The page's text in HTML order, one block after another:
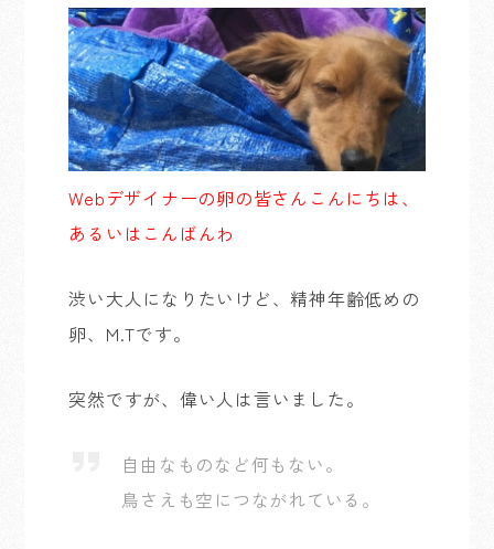
Webデザイナーの卵の皆さんこんにちは、
あるいはこんばんわ
渋い大人になりたいけど、精神年齢低めの
卵、M.Tです。
突然ですが、偉い人は言いました。
自由なものなど何もない。
鳥さえも空につながれている。